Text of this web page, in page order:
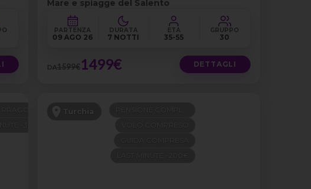
Mare e spiagge del Salento
PARTENZA
09 AGO 26
DURATA
7 NOTTI
ETÀ
35-55
GRUPPO
30
DA1599€1499€ DETTAGLI
Turchia